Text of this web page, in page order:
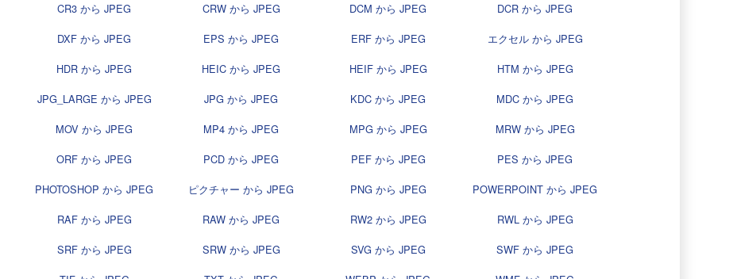
CR3 から JPEG CRW から JPEG DCM から JPEG
DCR から JPEG
DXF から JPEG EPS から JPEG ERF から JPEG
エクセル から JPEG
HDR から JPEG HEIC から JPEG HEIF から JPEG
HTM から JPEG
JPG_LARGE から JPEG JPG から JPEG KDC から JPEG
MDC から JPEG
MOV から JPEG MP4 から JPEG MPG から JPEG
MRW から JPEG
ORF から JPEG PCD から JPEG PEF から JPEG
PES から JPEG
PHOTOSHOP から JPEG ピクチャー から JPEG PNG から JPEG
POWERPOINT から JPEG
RAF から JPEG RAW から JPEG RW2 から JPEG
RWL から JPEG
SRF から JPEG SRW から JPEG SVG から JPEG
SWF から JPEG